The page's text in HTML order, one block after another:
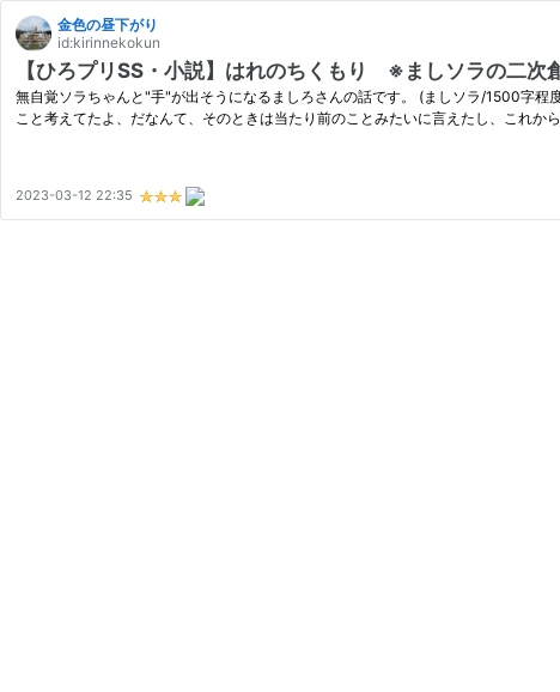
金色の昼下がり
id:kirinnekokun
【ひろプリSS・小説】はれのちくもり ※ましソラの二次
無自覚ソラちゃんと"手"が出そうになるましろさんの話です。 (ましソラ/1500字
こと考えてたよ、だなんて、そのときは当たり前のことみたいに言えたし、これか
2023-03-12 22:35